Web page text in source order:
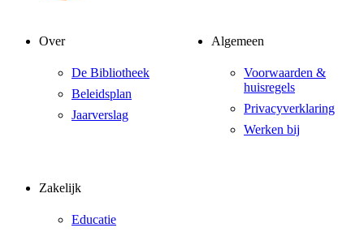
Over
De Bibliotheek
Beleidsplan
Jaarverslag
Algemeen
Voorwaarden &
huisregels
Privacyverklaring
Werken bij
Zakelijk
Educatie